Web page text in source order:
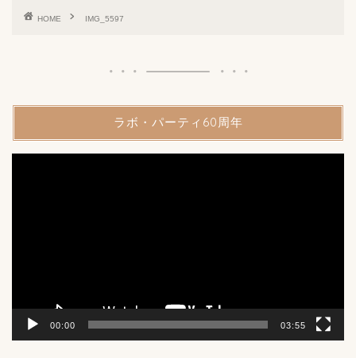
HOME IMG_5597
ラボ・パーティ60周年
00:00 03:55